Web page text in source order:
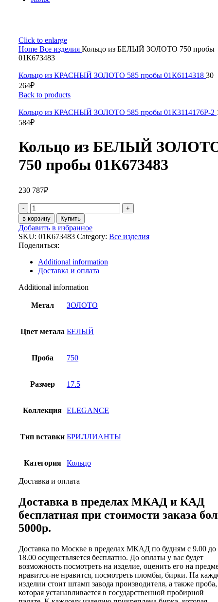
Click to enlarge
Home Все изделия Кольцо из БЕЛЫЙ ЗОЛОТО 750 пробы
01К673483
Кольцо из КРАСНЫЙ ЗОЛОТО 585 пробы 01К6114318 30
264₽
Back to products
Кольцо из КРАСНЫЙ ЗОЛОТО 585 пробы 01К3114176Р-2
584₽
Кольцо из БЕЛЫЙ
750 пробы 01К673483
230 787₽
Кольцо
из
БЕЛЫЙ
ЗОЛОТО
750
пробы
01К673483
quantity
в корзину Купить
Добавить в избранное
SKU: 01К673483 Category: Все изделия
Поделиться:
Additional information
Доставка и оплата
Additional information
Метал ЗОЛОТО
Цвет метала БЕЛЫЙ
Проба 750
Размер 17.5
Коллекция ELEGANCE
Тип вставки БРИЛЛИАНТЫ
Категория Кольцо
Доставка и оплата
Доставка в пределах МКАД и КАД
бесплатная при стоимости заказа
5000р.
Доставка по Москве в пределах МКАД по будням с 9.00 до
18.00 осуществляется бесплатно. До оплаты у вас будет
возможность посмотреть на изделие, оценить его на
нравится-не нравится, посмотреть пломбы, бирки. На
изделии стоит штамп завода производителя, а также проба,
которая устанавливается в государственной пробирной